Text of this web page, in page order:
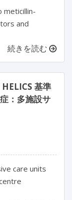
meticillin-
and
続きを読む
基準
：多施設サ
care units